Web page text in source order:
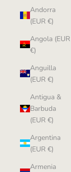
Andorra
(EUR €)
Angola (EUR
€)
Anguilla
(EUR €)
Antigua &
Barbuda
(EUR €)
Argentina
(EUR €)
Armenia